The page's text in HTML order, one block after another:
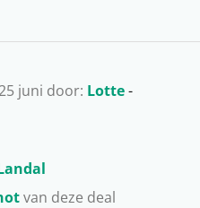
juni door: Lotte-
van deze deal
je één met de natuur en